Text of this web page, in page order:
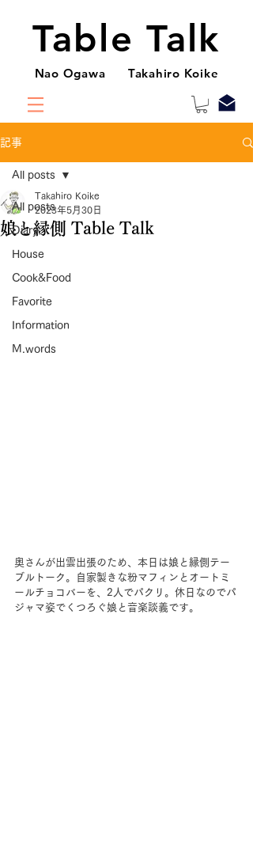
Table Talk
Nao Ogawa Takahiro Koike
記事
All posts
Diary
House
Cook&Food
Favorite
Information
M.words
All posts
娘と縁側 Table Talk
Takahiro Koike
2023年5月30日
奥さんが出雲出張のため、本日は娘と縁側テー
ブルトーク。自家製きな粉マフィンとオートミ
ールチョコバーを、2人でパクリ。休日なのでパ
ジャマ姿でくつろぐ娘と音楽談義です。